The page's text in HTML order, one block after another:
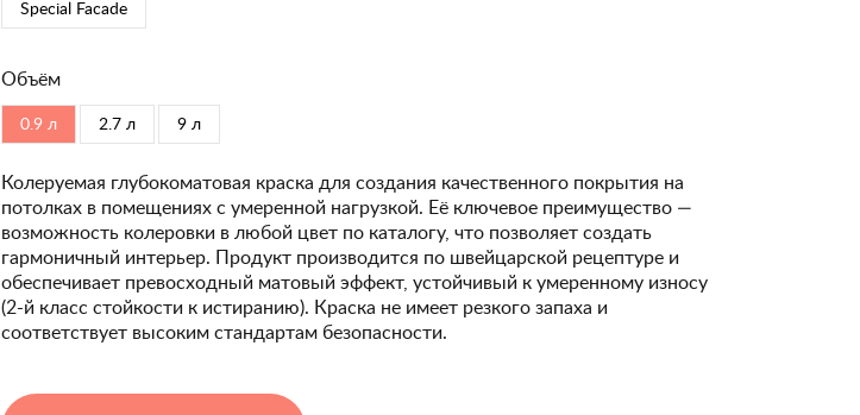
Special Faсade
Объём
0.9 л 2.7 л 9 л
Колеруемая глубокоматовая краска для создания качественного покрытия на
потолках в помещениях с умеренной нагрузкой. Её ключевое преимущество —
возможность колеровки в любой цвет по каталогу, что позволяет создать
гармоничный интерьер. Продукт производится по швейцарской рецептуре и
обеспечивает превосходный матовый эффект, устойчивый к умеренному износу
(2-й класс стойкости к истиранию). Краска не имеет резкого запаха и
соответствует высоким стандартам безопасности.